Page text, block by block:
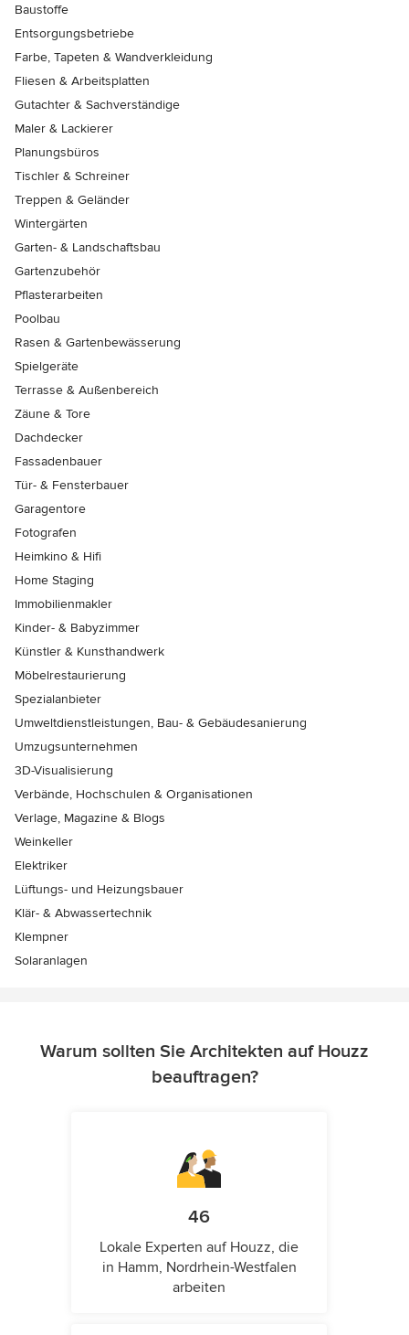
Baustoffe
Entsorgungsbetriebe
Farbe, Tapeten & Wandverkleidung
Fliesen & Arbeitsplatten
Gutachter & Sachverständige
Maler & Lackierer
Planungsbüros
Tischler & Schreiner
Treppen & Geländer
Wintergärten
Garten- & Landschaftsbau
Gartenzubehör
Pflasterarbeiten
Poolbau
Rasen & Gartenbewässerung
Spielgeräte
Terrasse & Außenbereich
Zäune & Tore
Dachdecker
Fassadenbauer
Tür- & Fensterbauer
Garagentore
Fotografen
Heimkino & Hifi
Home Staging
Immobilienmakler
Kinder- & Babyzimmer
Künstler & Kunsthandwerk
Möbelrestaurierung
Spezialanbieter
Umweltdienstleistungen, Bau- & Gebäudesanierung
Umzugsunternehmen
3D-Visualisierung
Verbände, Hochschulen & Organisationen
Verlage, Magazine & Blogs
Weinkeller
Elektriker
Lüftungs- und Heizungsbauer
Klär- & Abwassertechnik
Klempner
Solaranlagen
Warum sollten Sie Architekten auf Houzz
beauftragen?
46
Lokale Experten auf Houzz, die
in Hamm, Nordrhein-Westfalen
arbeiten